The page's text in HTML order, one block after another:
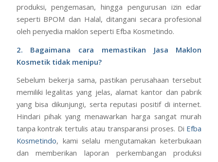
produksi, pengemasan, hingga pengurusan izin edar
seperti BPOM dan Halal, ditangani secara profesional
oleh penyedia maklon seperti Efba Kosmetindo.
2. Bagaimana cara memastikan Jasa Maklon
Kosmetik tidak menipu?
Sebelum bekerja sama, pastikan perusahaan tersebut
memiliki legalitas yang jelas, alamat kantor dan pabrik
yang bisa dikunjungi, serta reputasi positif di internet.
Hindari pihak yang menawarkan harga sangat murah
tanpa kontrak tertulis atau transparansi proses. Di Efba
Kosmetindo, kami selalu mengutamakan keterbukaan
dan memberikan laporan perkembangan produksi